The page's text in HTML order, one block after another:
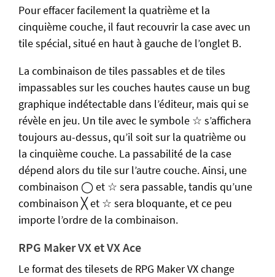
Pour effacer facilement la quatrième et la
cinquième couche, il faut recouvrir la case avec un
tile spécial, situé en haut à gauche de l’onglet B.
La combinaison de tiles passables et de tiles
impassables sur les couches hautes cause un bug
graphique indétectable dans l’éditeur, mais qui se
révèle en jeu. Un tile avec le symbole ☆ s’affichera
toujours au-dessus, qu’il soit sur la quatrième ou
la cinquième couche. La passabilité de la case
dépend alors du tile sur l’autre couche. Ainsi, une
combinaison ◯ et ☆ sera passable, tandis qu’une
combinaison ╳ et ☆ sera bloquante, et ce peu
importe l’ordre de la combinaison.
RPG Maker VX et VX Ace
Le format des tilesets de RPG Maker VX change